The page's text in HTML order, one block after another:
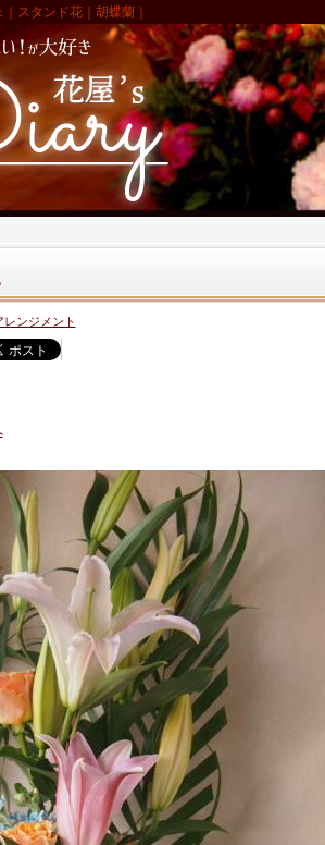
スタンド花｜胡蝶蘭｜
レンジメント